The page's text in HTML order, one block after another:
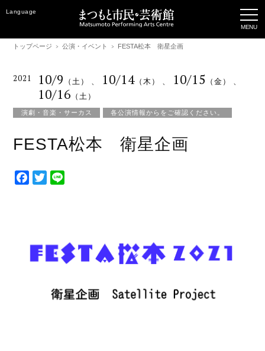
Language
トップページ 公演・イベント FESTA松本 衛星企画
2021 10/9 （土） 、 10/14 （木） 、 10/15 （金） 、
10/16 （土）
演劇・音楽・サーカス 各公演情報からをご確認ください。
FESTA松本 衛星企画
F
o
o
T
e
r